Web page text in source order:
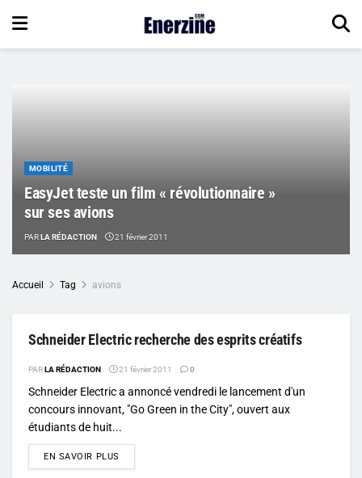
MOBILITÉ
EasyJet teste un film « révolutionnaire »
sur ses avions
PARLA RÉDACTION 21 février 2011
Accueil Tag avions
Schneider Electric recherche des esprits créatifs
PARLA RÉDACTION 21 février 2011 0
Schneider Electric a annoncé vendredi le lancement d'un
concours innovant, "Go Green in the City", ouvert aux
étudiants de huit...
EN SAVOIR PLUS